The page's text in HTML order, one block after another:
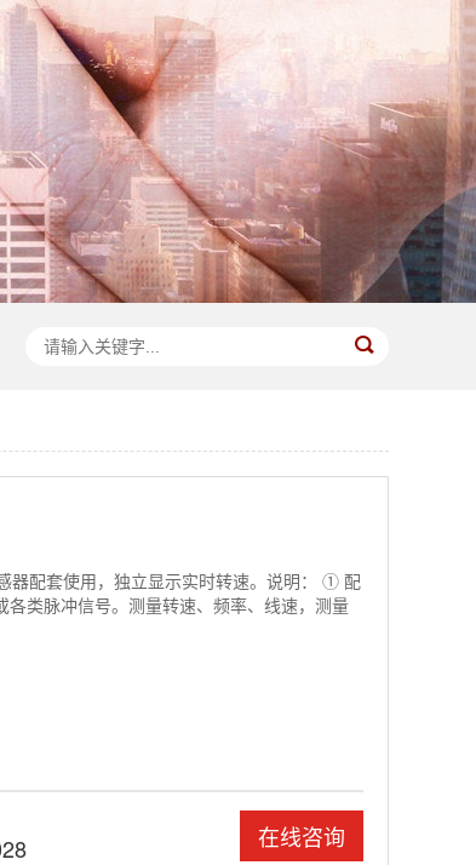
器配套使用，独立显示实时转速。说明： ① 配
各类脉冲信号。测量转速、频率、线速，测量
在线咨询